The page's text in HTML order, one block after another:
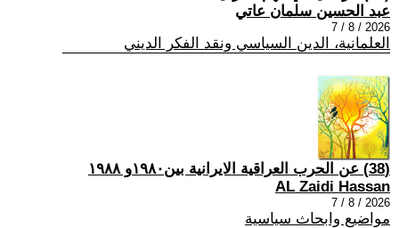
عبد الحسين سلمان عاتي
2026 / 8 / 7
العلمانية، الدين السياسي ونقد الفكر الديني
(38) عن الحرب العراقية الايرانية بين١٩٨٠و ١٩٨٨
AL Zaidi Hassan
2026 / 8 / 7
مواضيع وابحاث سياسية